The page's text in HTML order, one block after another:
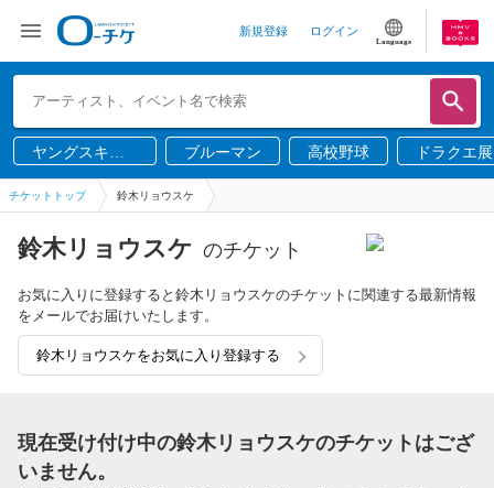
新規登録 ログイン
Language
ヤングスキニ
ー
ブルーマン 高校野球 ドラクエ展
チケットトップ 鈴木リョウスケ
鈴木リョウスケ のチケット
お気に入りに登録すると鈴木リョウスケのチケットに関連する最新情報
をメールでお届けいたします。
鈴木リョウスケをお気に入り登録する
現在受け付け中の鈴木リョウスケのチケットはござ
いません。